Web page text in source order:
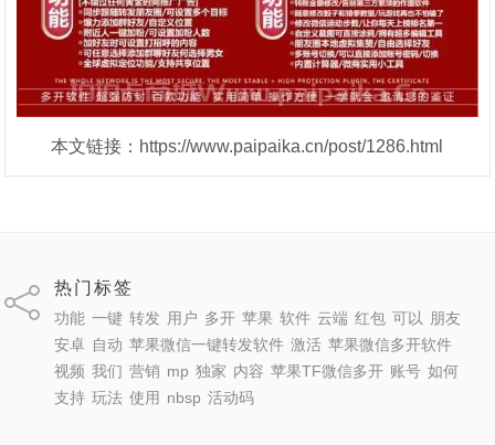
本文链接：https://www.paipaika.cn/post/1286.html
热门标签
功能 一键 转发 用户 多开 苹果 软件 云端 红包 可以
朋友
安卓 自动 苹果微信一键转发软件 激活 苹果微信多开软件
视频 我们 营销 mp 独家 内容 苹果TF微信多开 账号 如何
支持 玩法 使用 nbsp 活动码